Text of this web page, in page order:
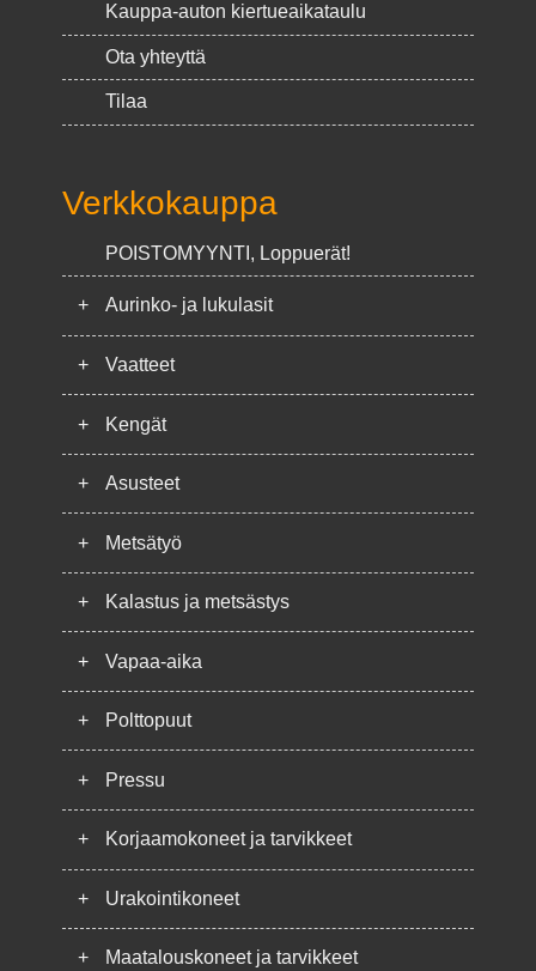
Kauppa-auton kiertueaikataulu
Ota yhteyttä
Tilaa
Verkkokauppa
POISTOMYYNTI, Loppuerät!
+ Aurinko- ja lukulasit
+ Vaatteet
+ Kengät
+ Asusteet
+ Metsätyö
+ Kalastus ja metsästys
+ Vapaa-aika
+ Polttopuut
+ Pressu
+ Korjaamokoneet ja tarvikkeet
+ Urakointikoneet
+ Maatalouskoneet ja tarvikkeet